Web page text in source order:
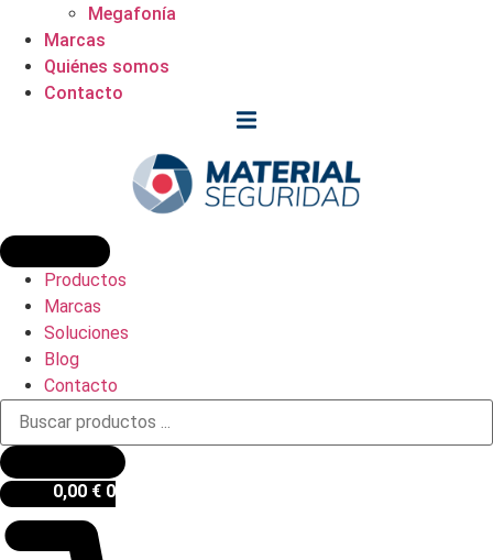
Megafonía
Marcas
Quiénes somos
Contacto
Productos
Marcas
Soluciones
Blog
Contacto
Búsqueda
productos
0,00 € 0